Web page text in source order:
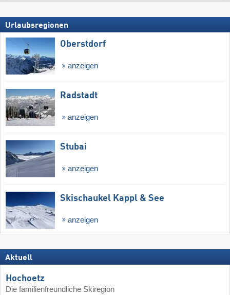
Urlaubsregionen
Oberstdorf
anzeigen
Radstadt
anzeigen
Stubai
anzeigen
Skischaukel Kappl & See
anzeigen
Aktuell
Hochoetz
Die familienfreundliche Skiregion